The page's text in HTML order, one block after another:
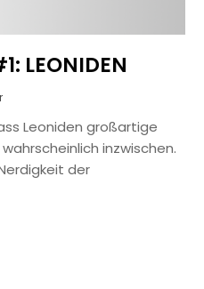
LEONIDEN
Leoniden großartige
inzwischen.
der